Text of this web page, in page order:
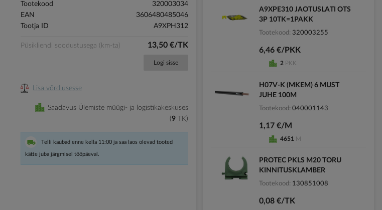
Tootekood
320003034
EAN
3606480485046
Tootja ID
A9XPH312
Püsikliendi soodustusega (km-ta) 13,50 €/TK
Logi sisse
Lisa võrdlusesse
Saadavus Ülemiste müügi- ja logistikakeskuses
9
TK
Telli kaubad enne kella 11:00 ja saa laos olevad tooted
kätte juba järgmisel tööpäeval.
A9XPE310 JAOTUSLATI OTS
3P 10TK=1PAKK
Tootekood 320003255
6,46 €/PKK
2 PKK
H07V-K (MKEM) 6 MUST
JUHE 100M
Tootekood 040001143
1,17 €/M
4651 M
PROTEC PKLS M20 TORU
KINNITUSKLAMBER
Tootekood 130851008
0,08 €/TK